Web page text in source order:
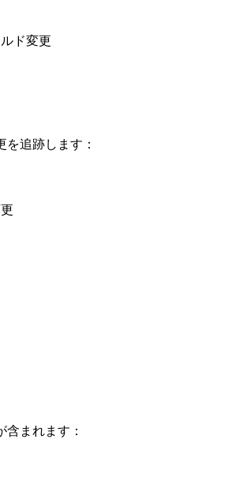
ド変更
を追跡します：
まれます：